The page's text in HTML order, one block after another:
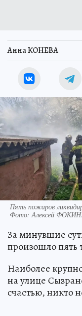
Анна КОНЕВА
Пять пожаров
Фото: Алексей ФОКИН.
За минувшие
произошло пять
Наиболее
на улице
счастью, никто